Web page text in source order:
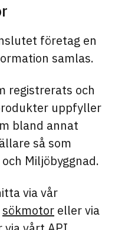
företag en
samlas.
registrerats och
uppfyller
bland annat
så som
Miljöbyggnad.
via vår
sökmotor eller via